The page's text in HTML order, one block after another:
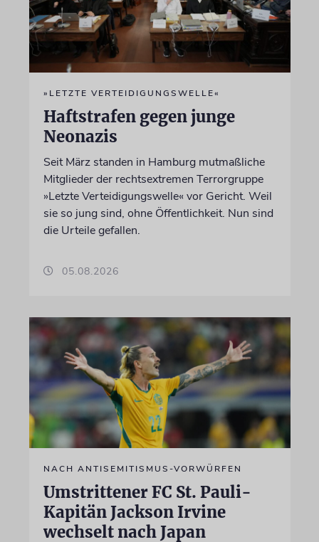
»LETZTE VERTEIDIGUNGSWELLE«
Haftstrafen gegen junge
Neonazis
Seit März standen in Hamburg mutmaßliche
Mitglieder der rechtsextremen Terrorgruppe
»Letzte Verteidigungswelle« vor Gericht. Weil
sie so jung sind, ohne Öffentlichkeit. Nun sind
die Urteile gefallen.
05.08.2026
NACH ANTISEMITISMUS-VORWÜRFEN
Umstrittener FC St. Pauli-
Kapitän Jackson Irvine
wechselt nach Japan